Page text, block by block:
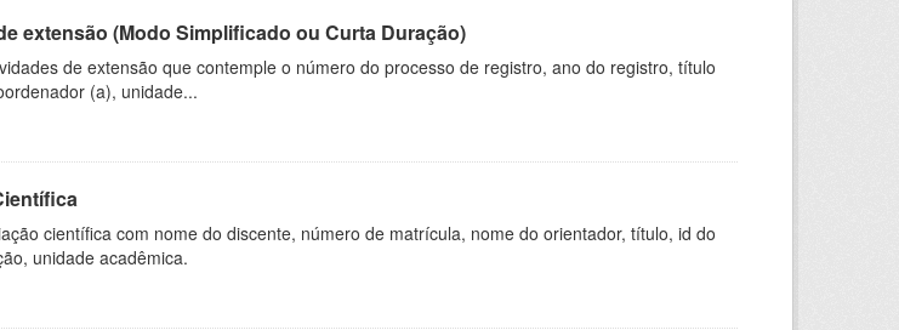
extensão (Modo Simplificado ou Curta Duração)
de extensão que contemple o número do processo de registro, ano do registro, título
(a), unidade...
científica com nome do discente, número de matrícula, nome do orientador, título, id do
unidade acadêmica.